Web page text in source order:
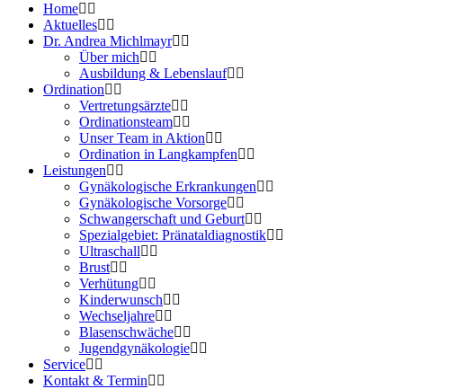
Home
Aktuelles
Dr. Andrea Michlmayr
Über mich
Ausbildung & Lebenslauf
Ordination
Vertretungsärzte
Ordinationsteam
Unser Team in Aktion
Ordination in Langkampfen
Leistungen
Gynäkologische Erkrankungen
Gynäkologische Vorsorge
Schwangerschaft und Geburt
Spezialgebiet: Pränataldiagnostik
Ultraschall
Brust
Verhütung
Kinderwunsch
Wechseljahre
Blasenschwäche
Jugendgynäkologie
Service
Kontakt & Termin